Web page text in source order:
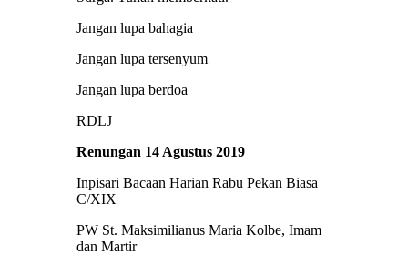
Jangan lupa bahagia
Jangan lupa tersenyum
Jangan lupa berdoa
RDLJ
Renungan 14 Agustus 2019
Inpisari Bacaan Harian Rabu Pekan Biasa
C/XIX
PW St. Maksimilianus Maria Kolbe, Imam
dan Martir